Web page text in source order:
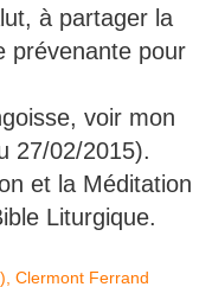
à partager la
prévenante pour
voir mon
27/02/2015).
et la Méditation
Liturgique.